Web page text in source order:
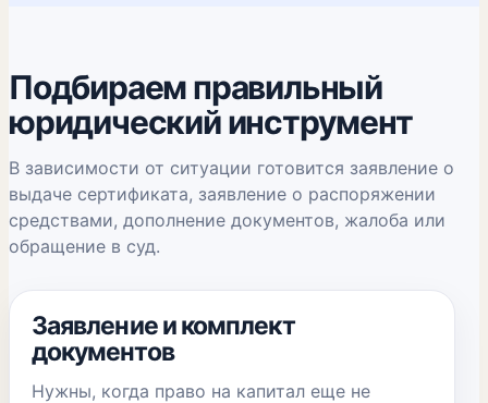
Подбираем правильный
юридический инструмент
В зависимости от ситуации готовится заявление о
выдаче сертификата, заявление о распоряжении
средствами, дополнение документов, жалоба или
обращение в суд.
Заявление и комплект
документов
Нужны, когда право на капитал еще не